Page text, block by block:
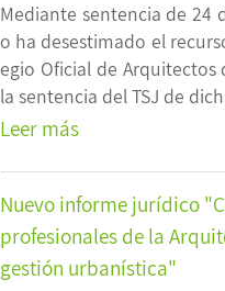
Mediante sentencia de 24
o ha desestimado el
egio Oficial de Arquitectos
la sentencia del TSJ de
Leer más
Nuevo informe jurídico
profesionales de la
gestión urbanística"